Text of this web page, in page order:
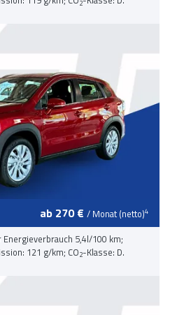
2
ab 270 € / Monat (netto)4
5,4l/100 km;
121 g/km; CO2-Klasse: D.